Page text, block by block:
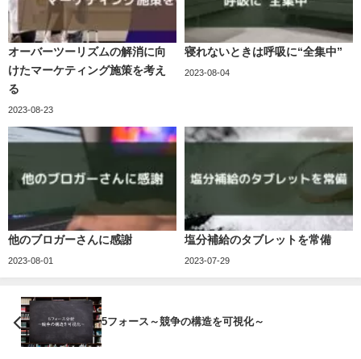
オーバーツーリズムの解消に向
けたマーケティング施策を考え
る
2023-08-23
寝れないときは呼吸に“全集中”
2023-08-04
他のブロガーさんに感謝
2023-08-01
塩分補給のタブレットを常備
2023-07-29
5フォース～競争の構造を可視化～